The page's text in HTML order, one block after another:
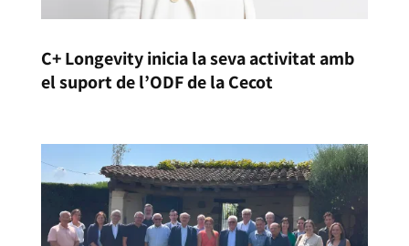
C+ Longevity inicia la seva activitat amb
el suport de l’ODF de la Cecot